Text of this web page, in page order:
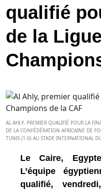
qualifié
de la
AL AHLY, PREMIER QUALIFIÉ POUR LA
DE LA CONFÉDÉRATION AFRICAINE DE
TUNIS (1-0) AU STADE INTERNATIONAL
Le Caire,
L’équipe
qualifié,